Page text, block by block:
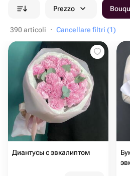
Prezzo
390 articoli · Cancellare filtri (1)
Диантусы с эвкалиптом